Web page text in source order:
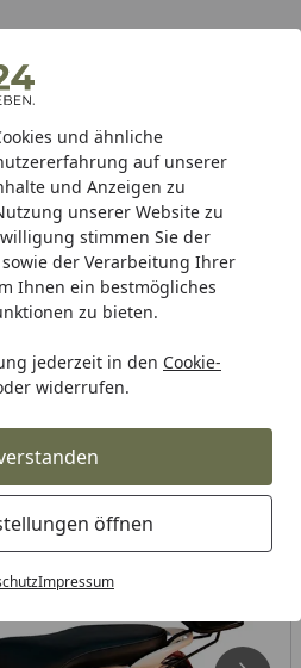
und ähnliche
auf unserer
und Anzeigen zu
unserer Website zu
stimmen Sie der
der Verarbeitung Ihrer
Ihnen ein bestmögliches
zu bieten.
jederzeit in den Cookie-
widerrufen.
öffnen
Impressum
Hotline
Sandfilteranlage & Pool-
bis 468,99€)
Top Master Befestigungssatz
Befestigungssatz